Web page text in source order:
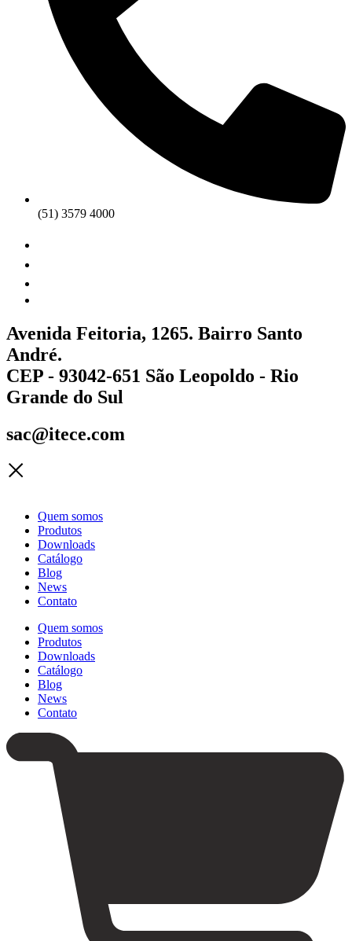
(51) 3579 4000
Avenida Feitoria, 1265. Bairro Santo
André.
CEP - 93042-651 São Leopoldo - Rio
Grande do Sul
sac@itece.com
Quem somos
Produtos
Downloads
Catálogo
Blog
News
Contato
Quem somos
Produtos
Downloads
Catálogo
Blog
News
Contato